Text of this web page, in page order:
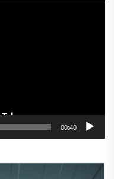
00:40